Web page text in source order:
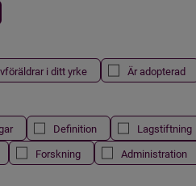
i ditt yrke Är adopterad
Definition Lagstiftning
Forskning Administration